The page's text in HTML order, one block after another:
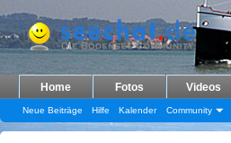
Home Fotos Videos
Neue Beiträge Hilfe Kalender Community